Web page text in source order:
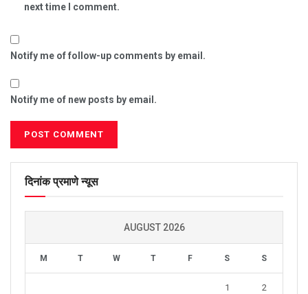
next time I comment.
Notify me of follow-up comments by email.
Notify me of new posts by email.
दिनांक प्रमाणे न्यूस
AUGUST 2026
M T W T F S S
1 2